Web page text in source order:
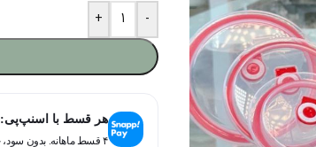
-
+
هر قسط با اسنپ‌پی:
۴ قسط ماهانه. بدون سود، چک و ضامن.